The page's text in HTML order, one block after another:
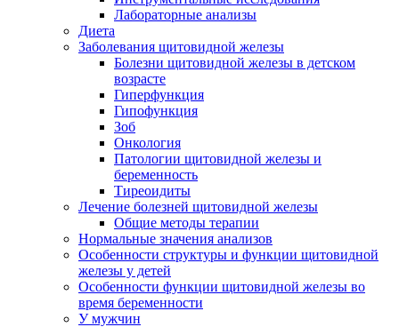
Лабораторные анализы
Диета
Заболевания щитовидной железы
Болезни щитовидной железы в детском
возрасте
Гиперфункция
Гипофункция
Зоб
Онкология
Патологии щитовидной железы и
беременность
Тиреоидиты
Лечение болезней щитовидной железы
Общие методы терапии
Нормальные значения анализов
Особенности структуры и функции щитовидной
железы у детей
Особенности функции щитовидной железы во
время беременности
У мужчин